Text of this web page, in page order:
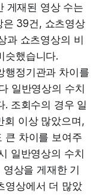
게재된 영상 수는
은 39건, 쇼츠영상
과 쇼츠영상의 비
슷했습니다.
행정기관과 차이를
일반영상의 수치
. 조회수의 경우 일
회 이상 많았으며,
큰 차이를 보여주
일반영상의 수치
상을 게재한 기
영상에서 더 많았